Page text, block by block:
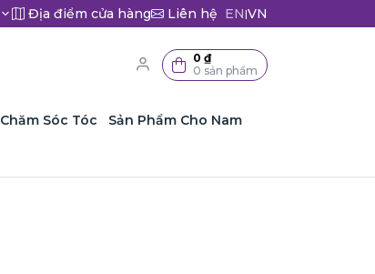
Địa điểm cửa hàng Liên hệ EN|VN
0 ₫
0 sản phẩm
Chăm Sóc Tóc Sản Phẩm Cho Nam